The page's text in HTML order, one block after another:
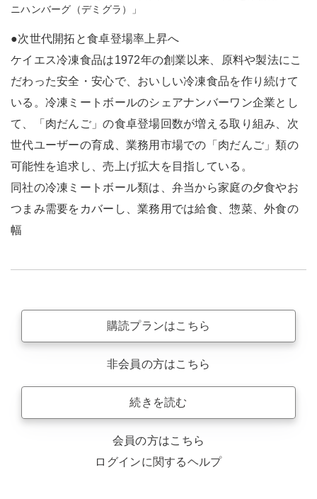
ニハンバーグ（デミグラ）」
●次世代開拓と食卓登場率上昇へ
ケイエス冷凍食品は1972年の創業以来、原料や製法にこ
だわった安全・安心で、おいしい冷凍食品を作り続けて
いる。冷凍ミートボールのシェアナンバーワン企業とし
て、「肉だんご」の食卓登場回数が増える取り組み、次
世代ユーザーの育成、業務用市場での「肉だんご」類の
可能性を追求し、売上げ拡大を目指している。
同社の冷凍ミートボール類は、弁当から家庭の夕食やお
つまみ需要をカバーし、業務用では給食、惣菜、外食の
幅
購読プランはこちら
非会員の方はこちら
続きを読む
会員の方はこちら
ログインに関するヘルプ